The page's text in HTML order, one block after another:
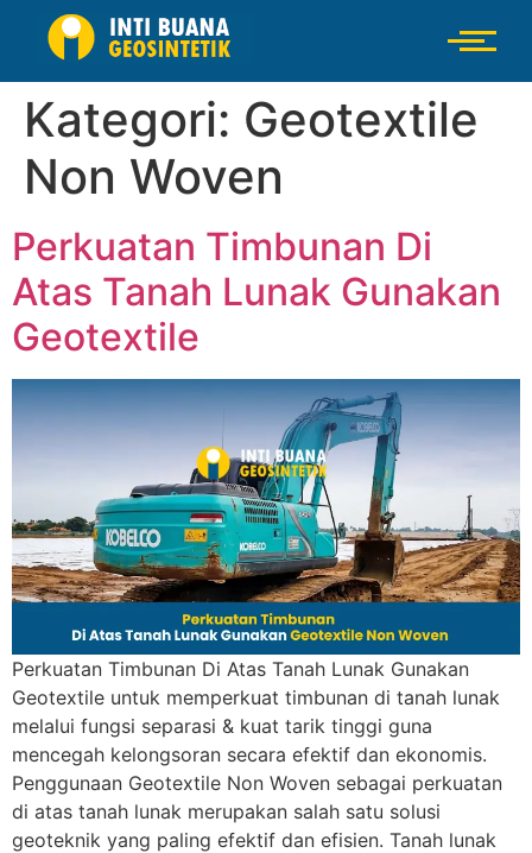
Kategori: Geotextile
Non Woven
Perkuatan Timbunan Di
Atas Tanah Lunak Gunakan
Geotextile
Perkuatan Timbunan Di Atas Tanah Lunak Gunakan
Geotextile untuk memperkuat timbunan di tanah lunak
melalui fungsi separasi & kuat tarik tinggi guna
mencegah kelongsoran secara efektif dan ekonomis.
Penggunaan Geotextile Non Woven sebagai perkuatan
di atas tanah lunak merupakan salah satu solusi
geoteknik yang paling efektif dan efisien. Tanah lunak